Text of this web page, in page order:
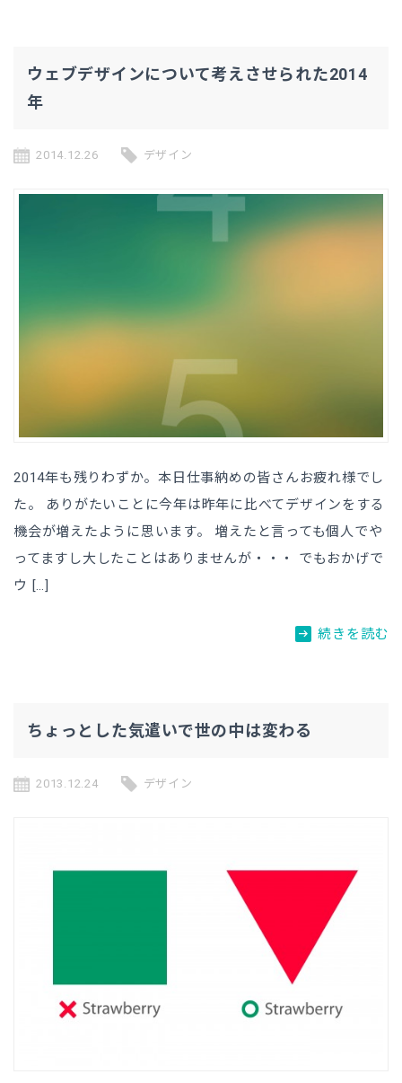
ウェブデザインについて考えさせられた2014
年
2014.12.26 デザイン
2014年も残りわずか。本日仕事納めの皆さんお疲れ様でし
た。 ありがたいことに今年は昨年に比べてデザインをする
機会が増えたように思います。 増えたと言っても個人でや
ってますし大したことはありませんが・・・ でもおかげで
ウ […]
arrow_right_alt 続きを読む
ちょっとした気遣いで世の中は変わる
2013.12.24 デザイン